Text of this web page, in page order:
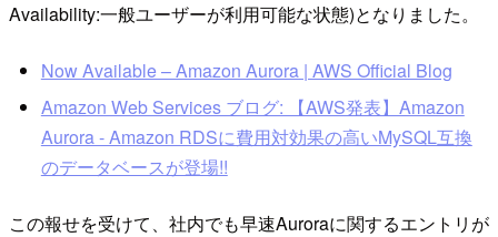
Availability:一般ユーザーが利用可能な状態)となりました。
Now Available – Amazon Aurora | AWS Official Blog
Amazon Web Services ブログ: 【AWS発表】Amazon
Aurora - Amazon RDSに費用対効果の高いMySQL互換
のデータベースが登場!!
この報せを受けて、社内でも早速Auroraに関するエントリが